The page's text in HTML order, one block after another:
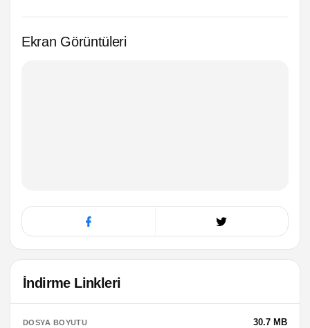
Ekran Görüntüleri
İndirme Linkleri
DOSYA BOYUTU 30.7 MB